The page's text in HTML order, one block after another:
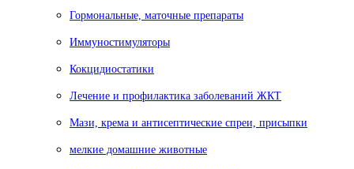
Гормональные, маточные препараты
Иммуностимуляторы
Кокцидиостатики
Лечение и профилактика заболеваний ЖКТ
Мази, крема и антисептические спреи, присыпки
мелкие домашние животные